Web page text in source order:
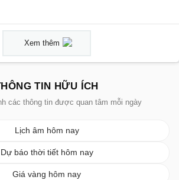
Xem thêm
TIN HỮU ÍCH
các thông tin được quan tâm mỗi ngày
Lịch âm hôm nay
Dự báo thời tiết hôm nay
Giá vàng hôm nay